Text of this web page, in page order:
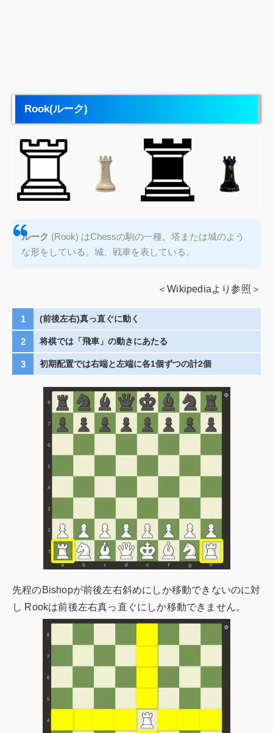
Rook(ルーク)
ルーク (Rook) はChessの駒の一種。塔または城のよう
な形をしている。城、戦車を表している。
＜Wikipediaより参照＞
(前後左右)真っ直ぐに動く
将棋では「飛車」の動きにあたる
初期配置では右端と左端に各1個ずつの計2個
先程のBishopが前後左右斜めにしか移動できないのに対
し Rookは前後左右真っ直ぐにしか移動できません。